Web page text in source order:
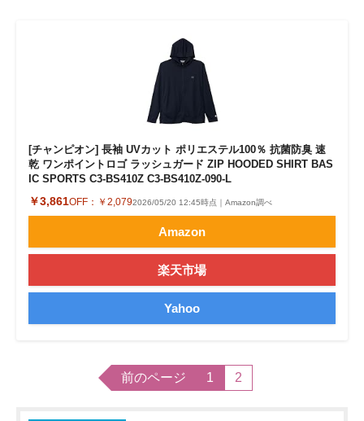
[チャンピオン] 長袖 UVカット ポリエステル100％ 抗菌防臭 速
乾 ワンポイントロゴ ラッシュガード ZIP HOODED SHIRT BAS
IC SPORTS C3-BS410Z C3-BS410Z-090-L
￥3,861OFF： ￥2,0792026/05/20 12:45時点｜Amazon調べ
Amazon
楽天市場
Yahoo
前のページ 1 2